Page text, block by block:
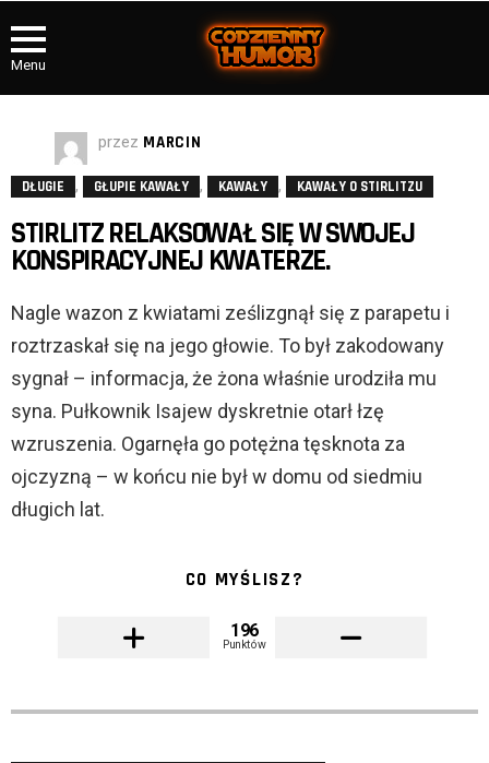
Menu
przez MARCIN
DŁUGIE , GŁUPIE KAWAŁY , KAWAŁY , KAWAŁY O STIRLITZU
STIRLITZ RELAKSOWAŁ SIĘ W SWOJEJ
KONSPIRACYJNEJ KWATERZE.
Nagle wazon z kwiatami ześlizgnął się z parapetu i
roztrzaskał się na jego głowie. To był zakodowany
sygnał – informacja, że żona właśnie urodziła mu
syna. Pułkownik Isajew dyskretnie otarł łzę
wzruszenia. Ogarnęła go potężna tęsknota za
ojczyzną – w końcu nie był w domu od siedmiu
długich lat.
CO MYŚLISZ?
196
Punktów